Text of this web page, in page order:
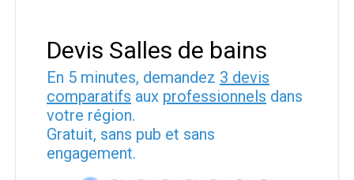
Devis Salles de bains
En 5 minutes, demandez 3 devis
comparatifs aux professionnels dans
votre région.
Gratuit, sans pub et sans
engagement.